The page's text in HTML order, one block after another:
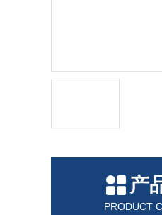
产
PRODUCT